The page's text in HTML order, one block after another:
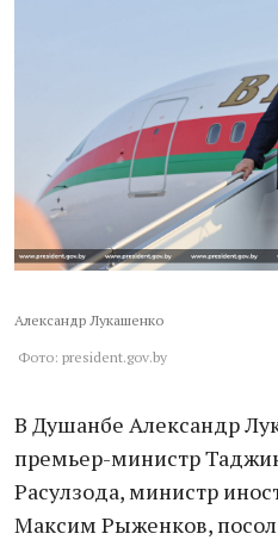
Александр Лукашенко
Фото: president.gov.by
В Душанбе Александр
премьер-министр
Расулзода, министр
Максим Рыженков, посол